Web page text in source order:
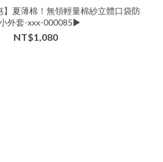
】夏薄棉！無領輕量棉紗立體口袋防
外套-xxx-000085▶
NT$1,080